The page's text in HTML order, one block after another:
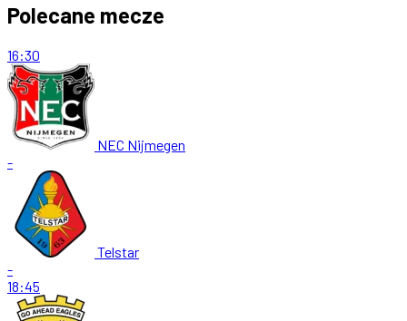
Polecane mecze
16:30
NEC Nijmegen
-
Telstar
-
18:45